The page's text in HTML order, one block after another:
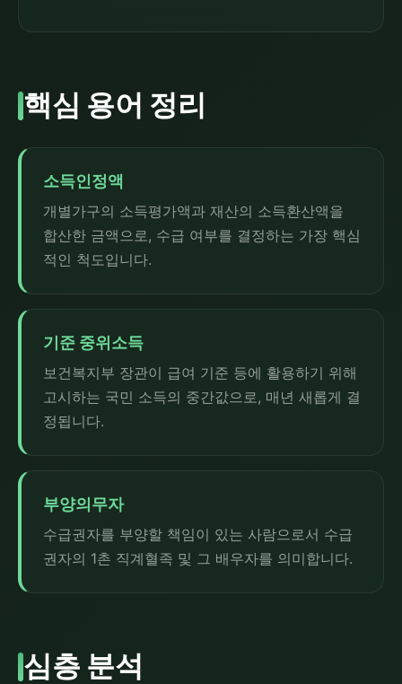
핵심 용어 정리
소득인정액
개별가구의 소득평가액과 재산의 소득환산액을
합산한 금액으로, 수급 여부를 결정하는 가장 핵심
적인 척도입니다.
기준 중위소득
보건복지부 장관이 급여 기준 등에 활용하기 위해
고시하는 국민 소득의 중간값으로, 매년 새롭게 결
정됩니다.
부양의무자
수급권자를 부양할 책임이 있는 사람으로서 수급
권자의 1촌 직계혈족 및 그 배우자를 의미합니다.
심층 분석